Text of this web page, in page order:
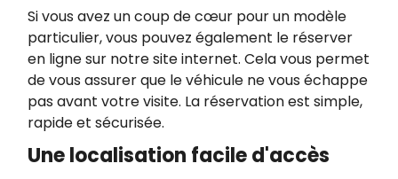
Si vous avez un coup de cœur pour un modèle
particulier, vous pouvez également le réserver
en ligne sur notre site internet. Cela vous permet
de vous assurer que le véhicule ne vous échappe
pas avant votre visite. La réservation est simple,
rapide et sécurisée.
Une localisation facile d'accès